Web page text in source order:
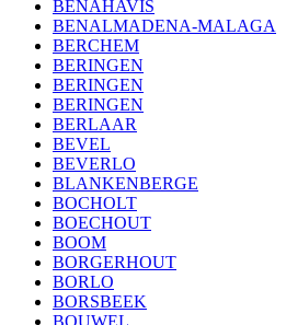
BENAHAVIS
BENALMADENA-MALAGA
BERCHEM
BERINGEN
BERINGEN
BERINGEN
BERLAAR
BEVEL
BEVERLO
BLANKENBERGE
BOCHOLT
BOECHOUT
BOOM
BORGERHOUT
BORLO
BORSBEEK
BOUWEL